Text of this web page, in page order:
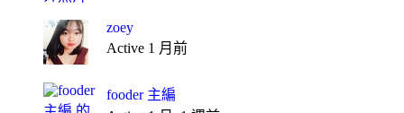
zoey
Active 1 月前
fooder 主編